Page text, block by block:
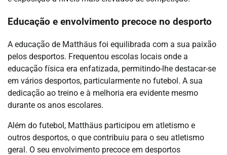
Educação e envolvimento precoce no desporto
A educação de Matthäus foi equilibrada com a sua paixão
pelos desportos. Frequentou escolas locais onde a
educação física era enfatizada, permitindo-lhe destacar-se
em vários desportos, particularmente no futebol. A sua
dedicação ao treino e à melhoria era evidente mesmo
durante os anos escolares.
Além do futebol, Matthäus participou em atletismo e
outros desportos, o que contribuiu para o seu atletismo
geral. O seu envolvimento precoce em desportos